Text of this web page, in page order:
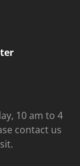
10 am to 4
contact us